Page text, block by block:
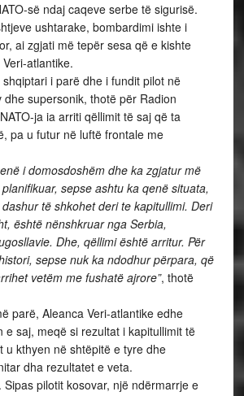
së ndaj caqeve serbe të sigurisë.
ushtarake, bombardimi ishte i
ai zgjati më tepër sesa që e kishte
atlantike.
i parë dhe i fundit pilot në
supersonik, thotë për Radion
ja ia arriti qëllimit të saj që ta
pa u futur në luftë frontale me
i domosdoshëm dhe ka zgjatur më
sepse ashtu ka qenë situata,
të shkohet deri te kapitullimi. Deri
është nënshkruar nga Serbia,
Dhe, qëllimi është arritur. Për
sepse nuk ka ndodhur përpara, që
vetëm me fushatë ajrore”, thotë
parë, Aleanca Veri-atlantike edhe
e saj, meqë si rezultat i kapitullimit të
u kthyen në shtëpitë e tyre dhe
dha rezultatet e veta.
Sipas pilotit kosovar, një ndërmarrje e